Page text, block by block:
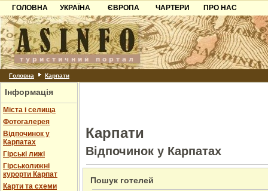
ГОЛОВНА
УКРАЇНА
Карпати
Азов
Причорноморря
Шацьк
ЄВРОПА
Чорногорія
Хорватія
Болгарія
ЧАРТЕРИ
ПРО НАС
Контакти
Партнерам
Додати готель
Головна Карпати
Інформація
Міста і селища
Фотогалерея
Відпочинок у
Карпатах
Гірські лижі
Гірськолижні
курорти Карпат
Карти та схеми
Карпати
Відпочинок у Карпатах
Пошук готелей